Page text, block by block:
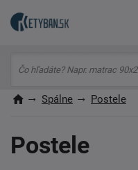
Spálne Postele
Postele